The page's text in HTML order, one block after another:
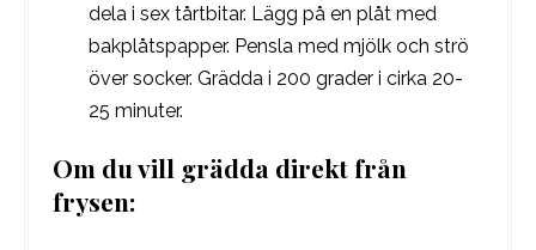
dela i sex tårtbitar. Lägg på en plåt med
bakplåtspapper. Pensla med mjölk och strö
över socker. Grädda i 200 grader i cirka 20-
25 minuter.
Om du vill grädda direkt från
frysen: